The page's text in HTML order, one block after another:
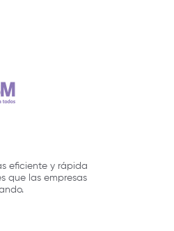
eficiente y rápida
que las empresas